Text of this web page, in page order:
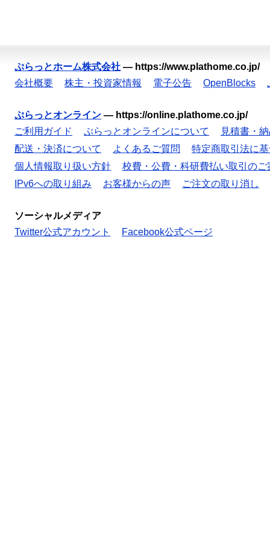
ぷらっとホーム株式会社 — https://www.plathome.co.jp/
会社概要
株主・投資家情報 電子公告 OpenBlocks
ぷらっとオンライン — https://online.plathome.co.jp/
ご利用ガイド
ぷらっとオンラインについて
見積書・
配送・決済について
よくあるご質問
特定商取引法に
個人情報取り扱い方針
校費・公費・科研費払い取引のご
IPv6への取り組み
お客様からの声 ご注文の取り消し
ソーシャルメディア
Twitter公式アカウント
Facebook公式ページ